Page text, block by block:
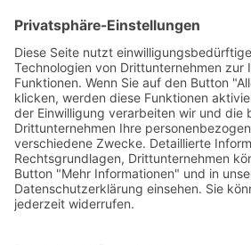
Abschleppunternehmens.
dass Sie eine Quittung oder eine
Zahlungsbestätigung erhalten.
zu bleiben und die Anweisungen
Abschleppunternehmens zu
Prozess reibungslos
auch Ihre örtlichen Vorschriften
bezüglich des Abschleppens
Ihre Rechte und